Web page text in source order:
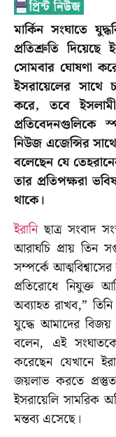
মার্কিন সংঘাতে
প্রতিশ্রুতি দিয়েছে
সোমবার ঘোষণা
ইসরায়েলের সাথে
করে, তবে ইসলামী
প্রতিবেদনগুলিকে
নিউজ এজেন্সির
বলেছেন যে
তার প্রতিপক্ষরা
থাকে।
ইরানিছাত্র সংবাদ
আরাঘচি প্রায় তিন
সম্পর্কে
প্রতিরোধে নিযুক্ত
অব্যাহত রাখব,”
যুদ্ধে আমাদের
বলেন, এই
করেছেন যেখানে
জয়লাভ করতে
ইসরায়েলি সামরিক
মন্তব্য এসেছে।